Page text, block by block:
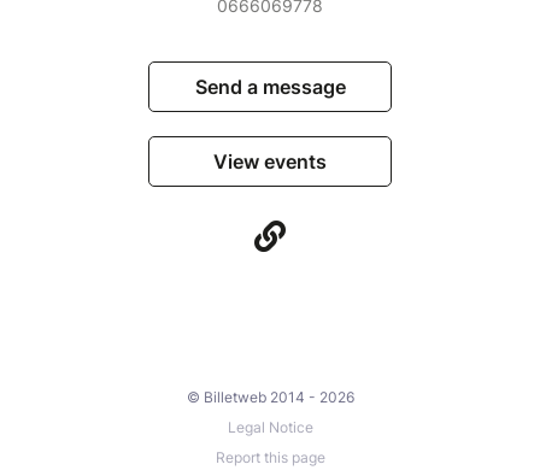
0666069778
Send a message
View events
© Billetweb 2014 - 2026
Legal Notice
Report this page